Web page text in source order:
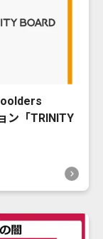
ン「TRINITY